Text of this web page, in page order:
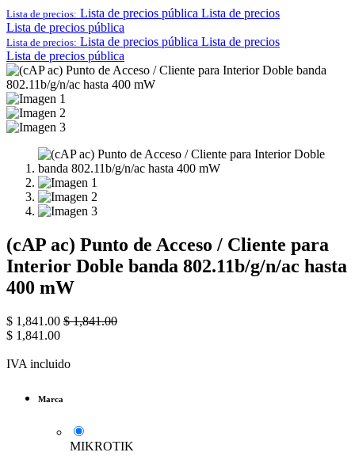
Lista de precios: Lista de precios pública Lista de precios
Lista de precios pública
Lista de precios: Lista de precios pública Lista de precios
Lista de precios pública
(cAP ac) Punto de Acceso / Cliente para
Interior Doble banda 802.11b/g/n/ac hasta
400 mW
$ 1,841.00 $1,841.00
$ 1,841.00
IVA incluido
Marca
MIKROTIK